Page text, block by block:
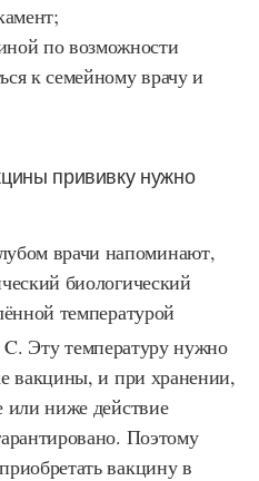
по возможности
к семейному врачу и
прививку нужно
врачи напоминают,
биологический
температурой
C. Эту температуру нужно
вакцины, и при хранении,
или ниже действие
Поэтому
вакцину в